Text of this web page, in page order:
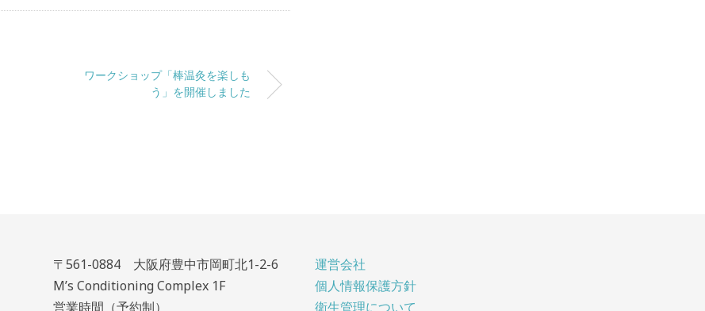
ワークショップ「棒温灸を楽しも
う」を開催しました
〒561-0884 大阪府豊中市岡町北1-2-6
M’s Conditioning Complex 1F
営業時間（予約制）
運営会社
個人情報保護方針
衛生管理について